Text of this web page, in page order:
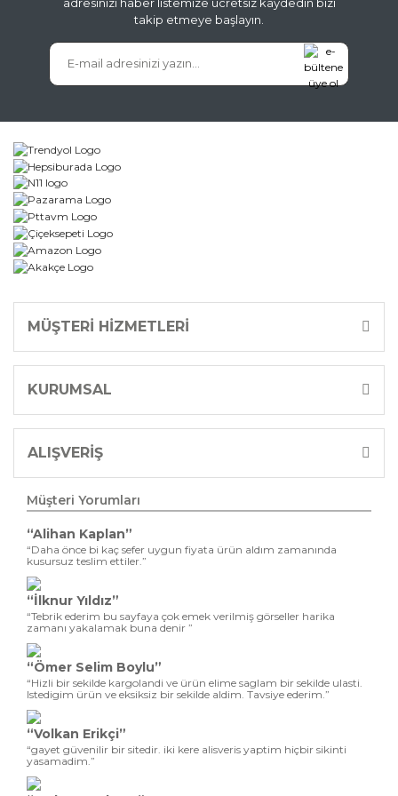
takip etmeye başlayın.
MÜŞTERİ HİZMETLERİ
KURUMSAL
ALIŞVERİŞ
Müşteri Yorumları
“Alihan Kaplan”
“Daha önce bi kaç sefer uygun fiyata ürün aldım zamanında
kusursuz teslim ettiler.”
“İlknur Yıldız”
“Tebrik ederim bu sayfaya çok emek verilmiş görseller harika
zamanı yakalamak buna denir ”
“Ömer Selim Boylu”
“Hizli bir sekilde kargolandi ve ürün elime saglam bir sekilde ulasti.
Istedigim ürün ve eksiksiz bir sekilde aldim. Tavsiye ederim.”
“Volkan Erikçi”
“gayet güvenilir bir sitedir. iki kere alisveris yaptim hiçbir sikinti
yasamadim.”